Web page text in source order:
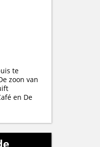
te
zoon van
en De